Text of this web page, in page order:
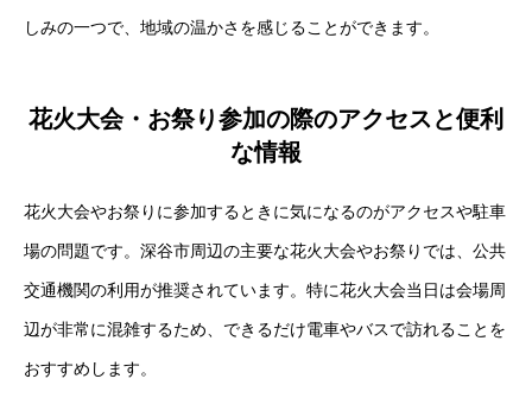
しみの一つで、地域の温かさを感じることができます。
花火大会・お祭り参加の際のアクセスと便利
な情報
花火大会やお祭りに参加するときに気になるのがアクセスや駐車
場の問題です。深谷市周辺の主要な花火大会やお祭りでは、公共
交通機関の利用が推奨されています。特に花火大会当日は会場周
辺が非常に混雑するため、できるだけ電車やバスで訪れることを
おすすめします。